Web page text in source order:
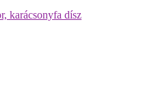
karácsonyfa dísz